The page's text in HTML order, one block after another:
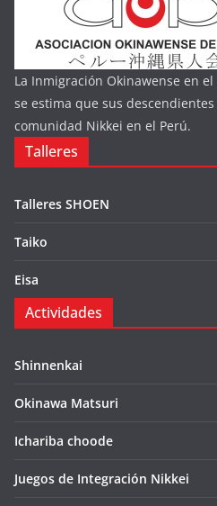
La Inmigración Okinawense en
se estima que sus
comunidad Nikkei en el Perú.
Talleres
Talleres SHOEN
Taiko
Eisa
Actividades
Shinnenkai
Okinawa Matsuri
Ichariba choode
Juegos de Integración Nikkei